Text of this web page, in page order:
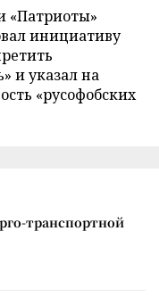
«Патриоты»
инициативу
и указал на
«русофобских
транспортной